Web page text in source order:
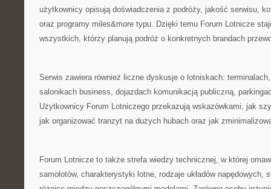
użytkownicy opisują doświadczenia z podróży, jakość serwisu,
oraz programy miles&more typu. Dzięki temu Forum Lotnicze
wszystkich, którzy planują podróż o konkretnych brandach
Serwis zawiera również liczne dyskusje o lotniskach:
salonikach business, dojazdach komunikacją publiczną,
Użytkownicy Forum Lotniczego przekazują wskazówkami, jak
jak organizować tranzyt na dużych hubach oraz jak
Forum Lotnicze to także strefa wiedzy technicznej, w której
samolotów, charakterystyki lotne, rodzaje układów napędowych,